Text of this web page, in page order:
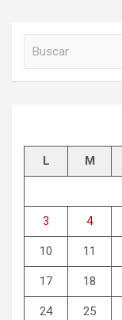
L M
3 4
10 11
17 18
24 25